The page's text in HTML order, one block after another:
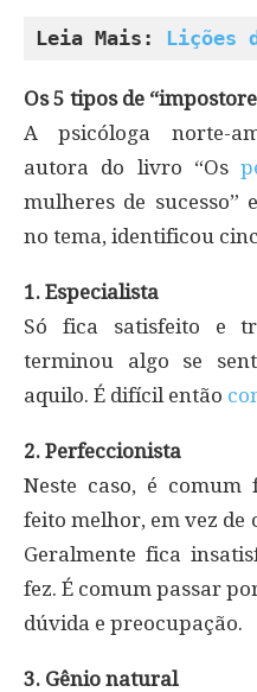
Leia Mais: Lições
Os 5 tipos de
A psicóloga norte-
autora do livro “Os
mulheres de sucesso”
no tema, identificou
1. Especialista
Só fica satisfeito e
terminou algo se
aquilo. É difícil então
2. Perfeccionista
Neste caso, é
feito melhor, em vez de
Geralmente fica
fez. É comum passar
dúvida e preocupação.
3. Gênio natural